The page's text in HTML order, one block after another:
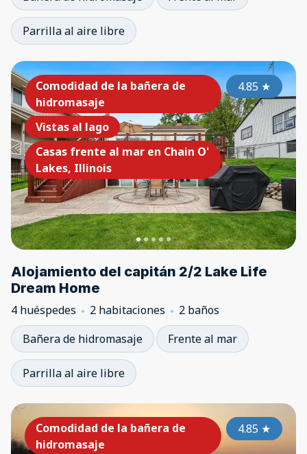
Parrilla al aire libre
Comodidad de la bañera de
hidromasaje
Vistas al lago
Casas frente al mar en Chain O'
Lakes, Illinois
4.85 ★
Alojamiento del capitán 2/2 Lake Life
Dream Home
4 huéspedes 2 habitaciones
2 baños
Bañera de hidromasaje
Frente al mar
Parrilla al aire libre
Comodidad de la bañera de
hidromasaje
4.85 ★